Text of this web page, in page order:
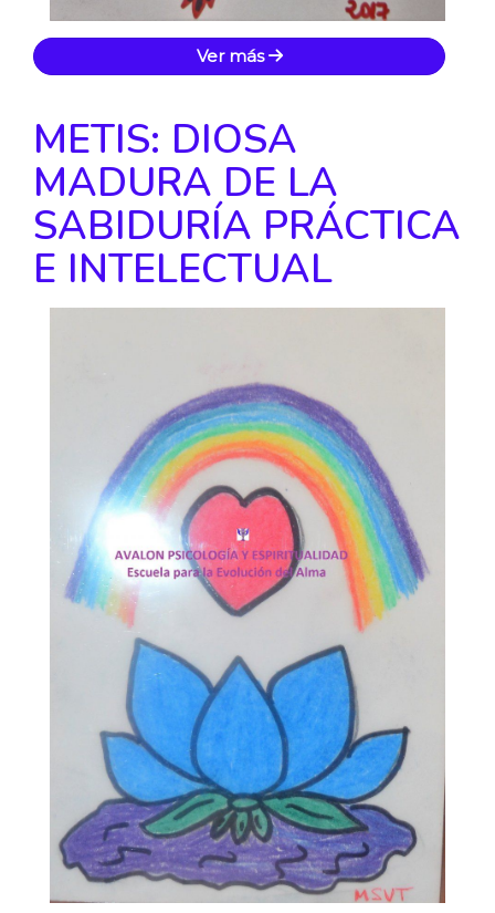
Ver más
METIS: DIOSA
MADURA DE LA
SABIDURÍA PRÁCTICA
E INTELECTUAL